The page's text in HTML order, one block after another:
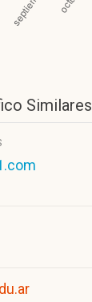
Similares